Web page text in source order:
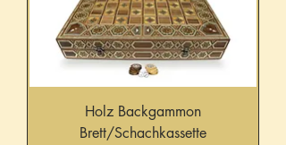
Holz Backgammon
Brett/Schachkassette